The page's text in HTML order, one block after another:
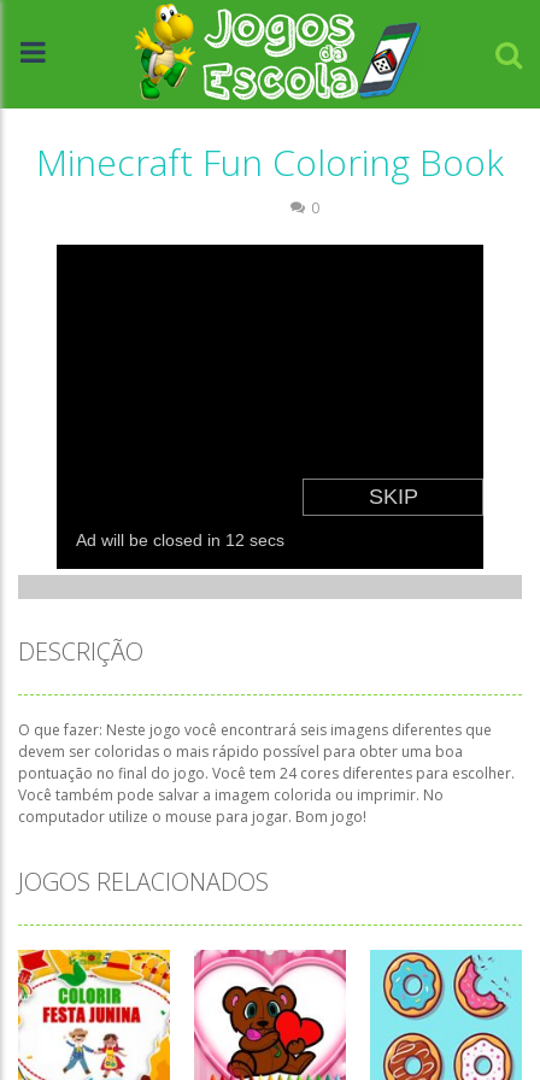
Minecraft Fun Coloring Book
0
DESCRIÇÃO
O que fazer: Neste jogo você encontrará seis imagens diferentes que
devem ser coloridas o mais rápido possível para obter uma boa
pontuação no final do jogo. Você tem 24 cores diferentes para escolher.
Você também pode salvar a imagem colorida ou imprimir. No
computador utilize o mouse para jogar. Bom jogo!
JOGOS RELACIONADOS